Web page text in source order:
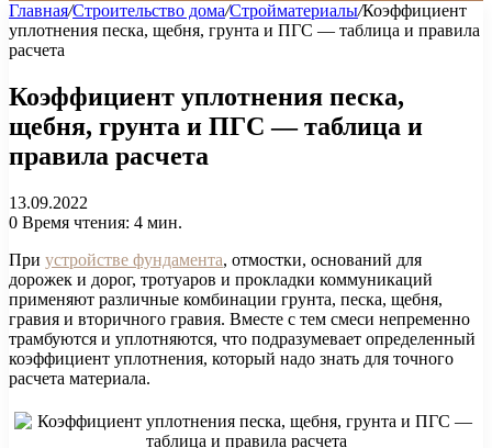
Главная/Строительство дома/Стройматериалы/Коэффициент
уплотнения песка, щебня, грунта и ПГС — таблица и правила
расчета
Коэффициент уплотнения песка,
щебня, грунта и ПГС — таблица и
правила расчета
13.09.2022
0 Время чтения: 4 мин.
При устройстве фундамента, отмостки, оснований для
дорожек и дорог, тротуаров и прокладки коммуникаций
применяют различные комбинации грунта, песка, щебня,
гравия и вторичного гравия. Вместе с тем смеси непременно
трамбуются и уплотняются, что подразумевает определенный
коэффициент уплотнения, который надо знать для точного
расчета материала.